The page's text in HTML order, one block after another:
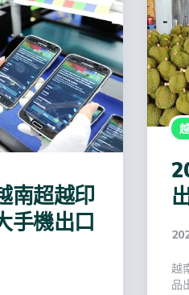
越
品
南超越印
手機出口